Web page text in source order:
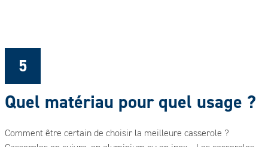
5
Quel matériau pour quel usage ?
Comment être certain de choisir la meilleure casserole ?